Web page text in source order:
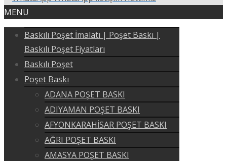
MENU
Baskılı Poşet İmalatı | Poşet Baskı |
Baskılı Poşet Fiyatları
Baskılı Poşet
Poşet Baskı
ADANA POŞET BASKI
ADIYAMAN POŞET BASKI
AFYONKARAHİSAR POŞET BASKI
AĞRI POŞET BASKI
AMASYA POŞET BASKI